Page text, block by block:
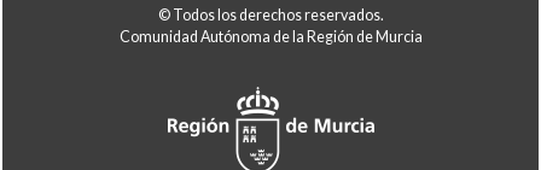
© Todos los derechos reservados.
Comunidad Autónoma de la Región de Murcia